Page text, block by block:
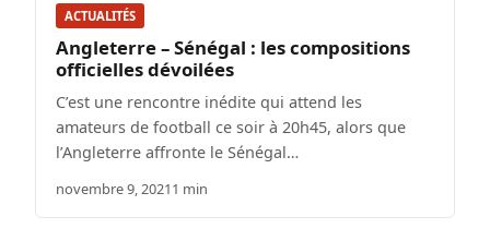
ACTUALITÉS
Angleterre – Sénégal : les compositions
officielles dévoilées
C’est une rencontre inédite qui attend les
amateurs de football ce soir à 20h45, alors que
l’Angleterre affronte le Sénégal…
novembre 9, 20211 min